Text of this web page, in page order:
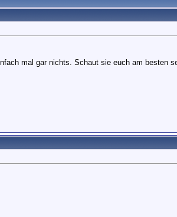
mal gar nichts. Schaut sie euch am besten